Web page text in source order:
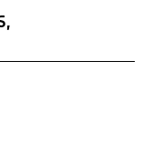
Postkarten
,